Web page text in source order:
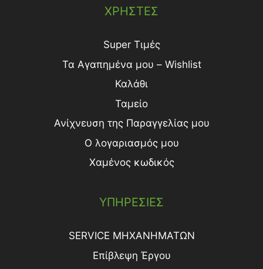
ΧΡΗΣΤΕΣ
Super Τιμές
Τα Αγαπημένα μου – Wishlist
Καλάθι
Ταμείο
Ανίχνευση της Παραγγελίας μου
Ο λογαριασμός μου
Χαμένος κωδικός
ΥΠΗΡΕΣΙΕΣ
SERVICE ΜΗΧΑΝΗΜΑΤΩΝ
Επίβλεψη Έργου